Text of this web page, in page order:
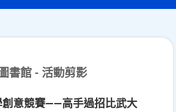
圖書館 - 活動剪影
創意競賽——高手過招比武大